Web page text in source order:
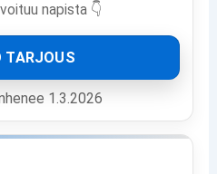
napista 👇
TARJOUS
1.3.2026